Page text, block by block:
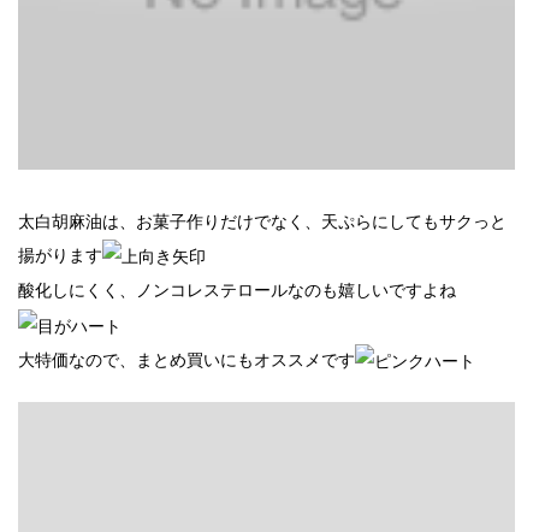
太白胡麻油は、お菓子作りだけでなく、天ぷらにしてもサクっと
揚がります
酸化しにくく、ノンコレステロールなのも嬉しいですよね
大特価なので、まとめ買いにもオススメです